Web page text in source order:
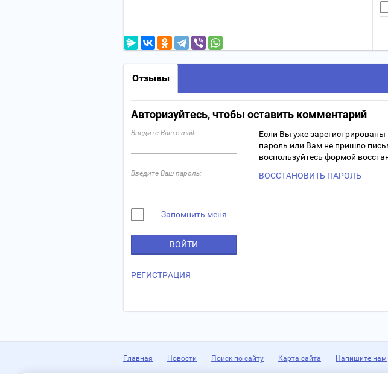
Отзывы
Авторизуйтесь, чтобы оставить комментарий
Введите Ваш e-mail:
Введите Ваш пароль:
Запомнить меня
ВОЙТИ
РЕГИСТРАЦИЯ
Если Вы уже
пароль или Вам не пришло
воспользуйтесь формой
ВОССТАНОВИТЬ ПАРОЛЬ
Главная Новости Поиск по сайту Карта сайта Напишите нам